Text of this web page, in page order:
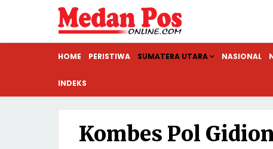
HOME PERISTIWA SUMATERA UTARA NASIONAL
INDEKS
Kombes Pol